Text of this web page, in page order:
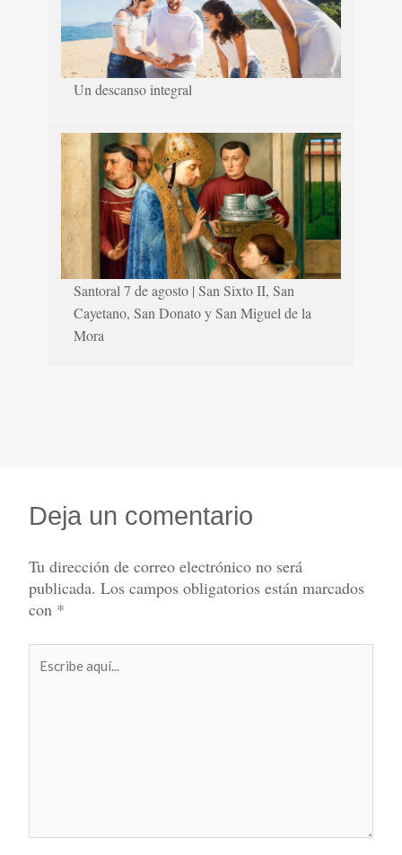
Un descanso integral
Santoral 7 de agosto | San Sixto II, San
Cayetano, San Donato y San Miguel de la
Mora
Deja un comentario
Tu dirección de correo electrónico no será
publicada. Los campos obligatorios están marcados
con *
aquí...